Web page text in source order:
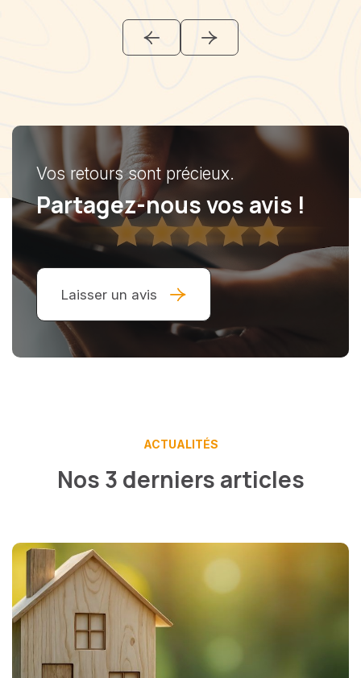
Vos retours sont précieux.
Partagez-nous vos avis !
Laisser un avis
ACTUALITÉS
Nos 3 derniers articles